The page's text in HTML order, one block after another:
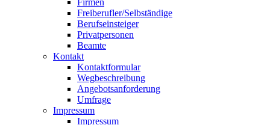
Firmen
Freiberufler/Selbständige
Berufseinsteiger
Privatpersonen
Beamte
Kontakt
Kontaktformular
Wegbeschreibung
Angebotsanforderung
Umfrage
Impressum
Impressum